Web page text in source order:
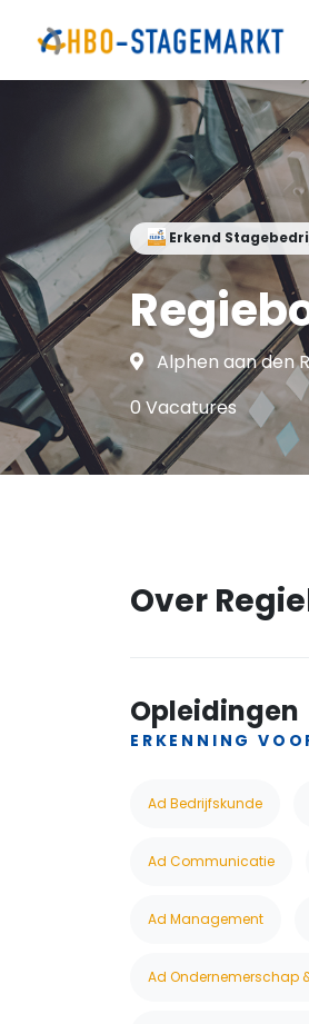
Erkend
Alphen aan den
0 Vacatures
Over
Opleidingen
ERKENNING
Ad Bedrijfskunde
Ad Communicatie
Ad Management
Ad Ondernemerschap